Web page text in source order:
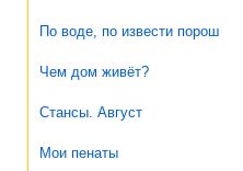
По воде, по извести порош
Чем дом живёт?
Стансы. Август
Мои пенаты